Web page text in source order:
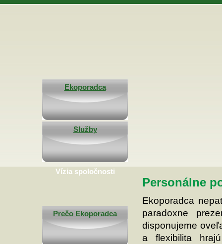
Ekoporadca
Služby
Vízia spoločnosti
Prečo Ekoporadca
Personálne
Ekoporadca
paradoxne
disponujeme
a flexibilita